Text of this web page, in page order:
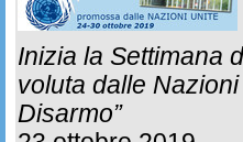
Inizia la Settimana
voluta dalle
Disarmo”